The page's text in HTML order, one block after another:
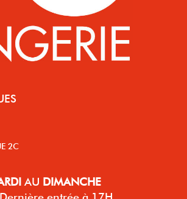
2C
AU DIMANCHE
Dernière entrée à 17H